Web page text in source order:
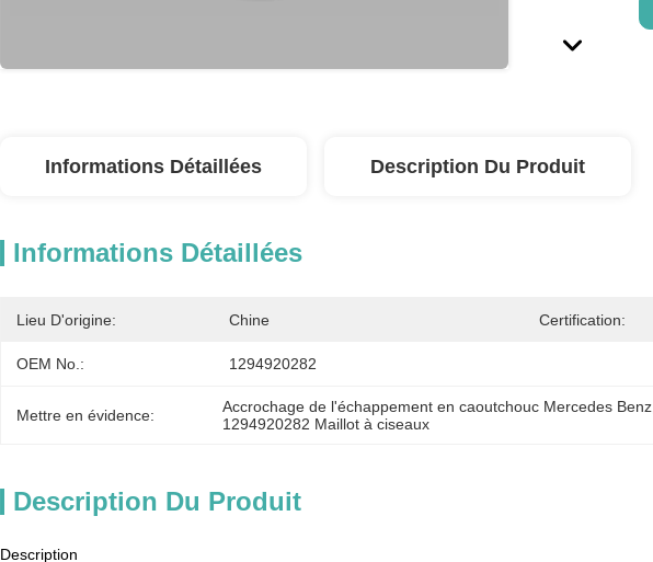
Informations Détaillées Description Du Produit
Informations Détaillées
Lieu D'origine: Chine Certification:
OEM No.: 1294920282
Mettre en évidence: Accrochage de l'échappement en caoutchouc Mercedes Benz
1294920282 Maillot à ciseaux
Description Du Produit
Description